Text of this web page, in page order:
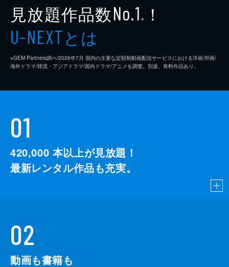
見放題作品数No.1 ※ ！
U-NEXTとは
※GEM Partners調べ/2026年7⽉ 国内の主要な定額制動画配信サービスにおける洋画/邦画/
海外ドラマ/韓流・アジアドラマ/国内ドラマ/アニメを調査。別途、有料作品あり。
01
420,000 本以上が見放題！
最新レンタル作品も充実。
02
動画も書籍も